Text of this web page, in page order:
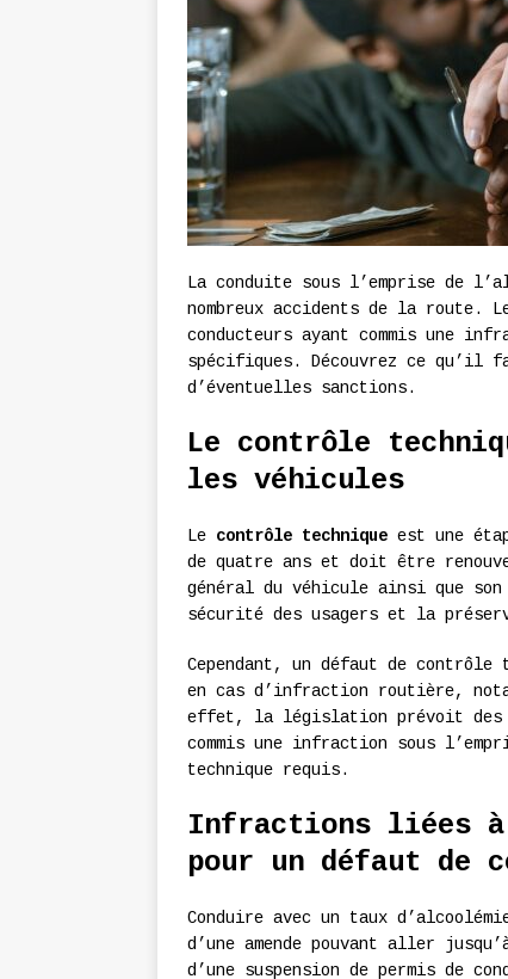
La conduite sous l’emprise de
nombreux accidents de la route.
conducteurs ayant commis une
spécifiques. Découvrez ce qu’il
d’éventuelles sanctions.
Le contrôle
les véhicules
Le contrôle technique est une
de quatre ans et doit être
général du véhicule ainsi que
sécurité des usagers et la
Cependant, un défaut de contrôle
en cas d’infraction routière,
effet, la législation prévoit des
commis une infraction sous
technique requis.
Infractions liées
pour un défaut de
Conduire avec un taux
d’une amende pouvant aller
d’une suspension de permis de